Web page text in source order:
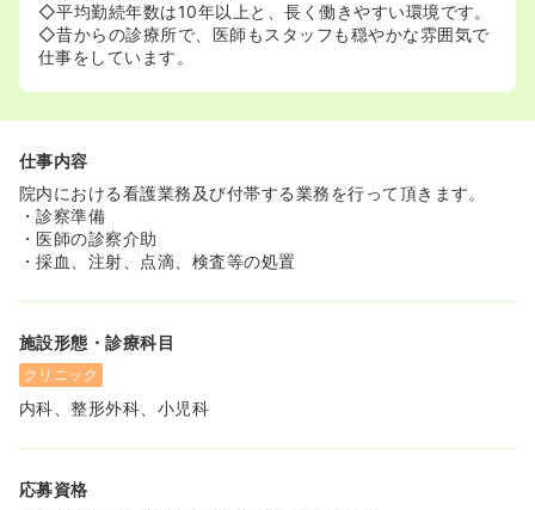
◇平均勤続年数は10年以上と、長く働きやすい環境です。
◇昔からの診療所で、医師もスタッフも穏やかな雰囲気で
仕事をしています。
仕事内容
院内における看護業務及び付帯する業務を行って頂きます。
・診察準備
・医師の診察介助
・採血、注射、点滴、検査等の処置
施設形態・診療科目
クリニック
内科、整形外科、小児科
応募資格